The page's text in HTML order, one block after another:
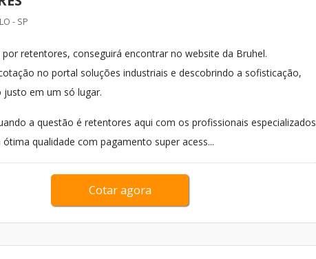
- SP
por retentores, conseguirá encontrar no website da Bruhel.
no portal soluções industriais e descobrindo a sofisticação,
justo em um só lugar.
a questão é retentores aqui com os profissionais especializados
qualidade com pagamento super acess...
Cotar agora